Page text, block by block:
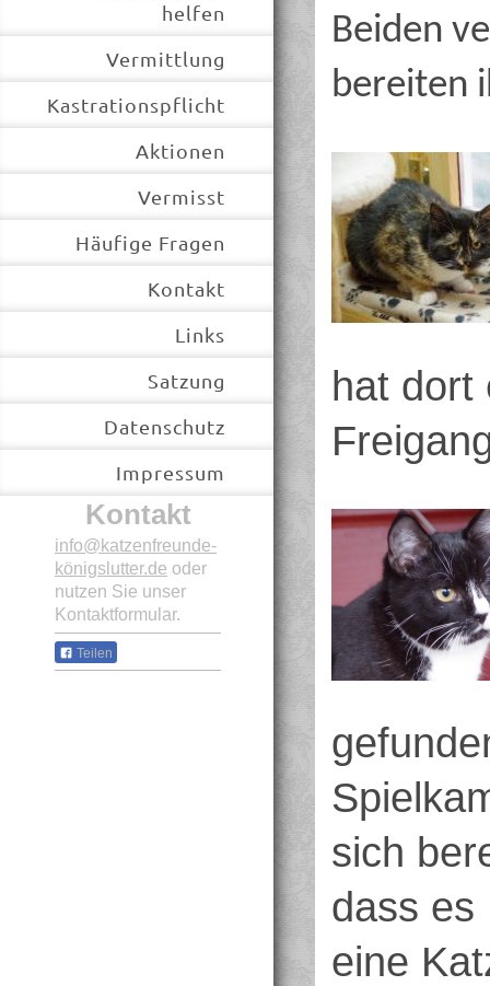
helfen
Vermittlung
Kastrationspflicht
Aktionen
Vermisst
Häufige Fragen
Kontakt
Links
Satzung
Datenschutz
Impressum
Kontakt
info@katzenfreunde-
königslutter.de oder
nutzen Sie unser
Kontaktformular.
Teilen
Beiden
bereiten
hat dort
sich
dass es
eine